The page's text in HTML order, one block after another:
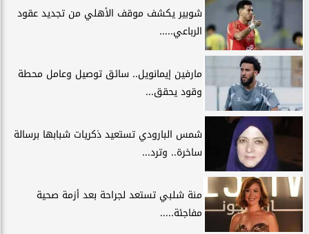
شوبير يكشف موقف الأهلي من تجديد عقود
الرباعي.....
مارفين إيمانويل.. سائق توصيل وعامل محطة
وقود يحقق...
شمس البارودي تستعيد ذكريات شبابها برسالة
ساخرة.. وترد...
منة شلبي تستعد لجراحة بعد أزمة صحية
مفاجئة.....